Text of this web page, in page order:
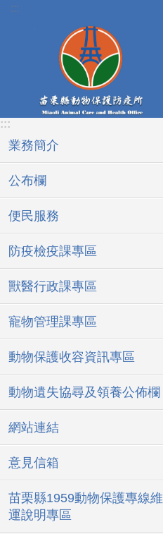
跳到主要內容區塊
:::
:::
業務簡介
公布欄
便民服務
防疫檢疫課專區
獸醫行政課專區
寵物管理課專區
動物保護收容資訊專區
動物遺失協尋及領養公佈欄
網站連結
意見信箱
苗栗縣1959動物保護專線維
運說明專區